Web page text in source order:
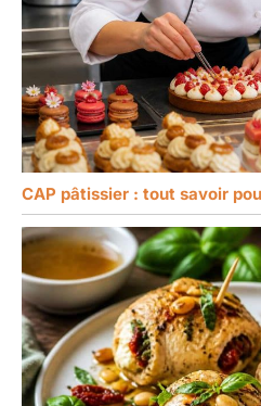
CAP pâtissier : tout savoir